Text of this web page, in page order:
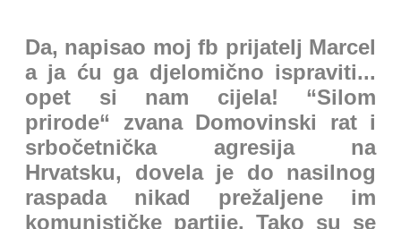
Da, napisao moj fb prijatelj Marcel
a ja ću ga djelomično ispraviti...
opet si nam cijela! “Silom
prirode“ zvana Domovinski rat i
srbočetnička agresija na
Hrvatsku, dovela je do nasilnog
raspada nikad prežaljene im
komunističke partije. Tako su se